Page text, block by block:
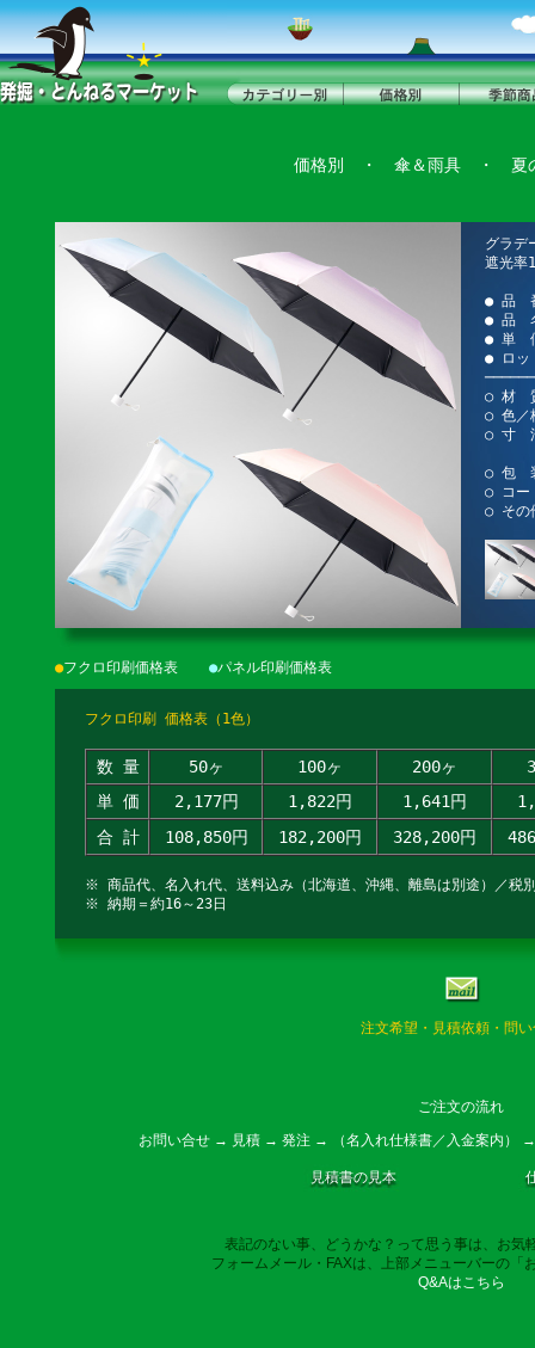
価格別 ・ 傘＆雨具 ・ 夏
グラデ
遮光率
● 品
● 品
● 単
● ロッ
○ 材
○ 色／
○ 寸 法
○ 包
○ コー
○ その
●フクロ印刷価格表 ●パネル印刷価格表
フクロ印刷 価格表（1色）
数 量 50ヶ 100ヶ 200ヶ
単 価
2,177円 1,822円 1,641円
合 計
108,850円 182,200円 328,200円
※ 商品代、名入れ代、送料込み（北海道、沖縄、離島は別途）／税
※ 納期＝約16～23日
注文希望・見積依頼・問
ご注文の流れ
お問い合せ → 見積 → 発注 → （名入れ仕様書／入金案内）
見積書の見本
表記のない事、どうかな？って思う事は、お気
フォームメール・FAXは、上部メニューバーの「
Q&Aはこちら